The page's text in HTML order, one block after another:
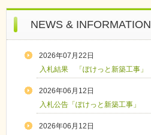
NEWS & INFORMATION
2026年07月22日
入札結果 「ぽけっと新築工事」
2026年06月12日
入札公告「ぽけっと新築工事」
2026年06月12日